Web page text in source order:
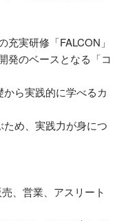
実研修「FALCON」
発のベースとなる「コ
から実践的に学べるカ
ため、実践力が身につ
、営業、アスリート